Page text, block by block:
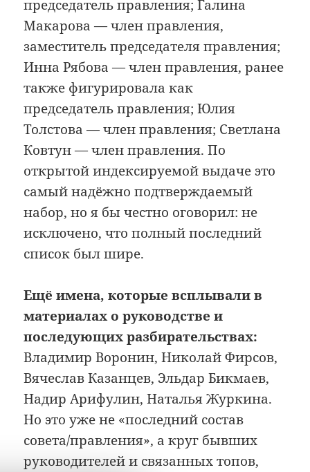
председатель правления; Галина
Макарова — член правления,
заместитель председателя правления;
Инна Рябова — член правления, ранее
также фигурировала как
председатель правления; Юлия
Толстова — член правления; Светлана
Ковтун — член правления. По
открытой индексируемой выдаче это
самый надёжно подтверждаемый
набор, но я бы честно оговорил: не
исключено, что полный последний
список был шире.
Ещё имена, которые всплывали в
материалах о руководстве и
последующих разбирательствах:
Владимир Воронин, Николай Фирсов,
Вячеслав Казанцев, Эльдар Бикмаев,
Надир Арифулин, Наталья Журкина.
Но это уже не «последний состав
совета/правления», а круг бывших
руководителей и связанных топов,